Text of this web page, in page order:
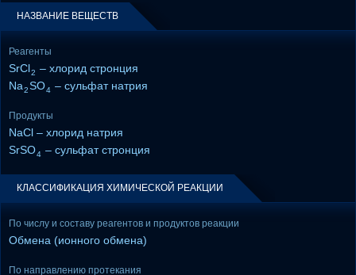
НАЗВАНИЕ ВЕЩЕСТВ
Реагенты
SrCl2 – хлорид стронция
Na2SO4 – сульфат натрия
Продукты
NaCl – хлорид натрия
SrSO4 – сульфат стронция
КЛАССИФИКАЦИЯ ХИМИЧЕСКОЙ РЕАКЦИИ
По числу и составу реагентов и продуктов реакции
Обмена (ионного обмена)
По направлению протекания